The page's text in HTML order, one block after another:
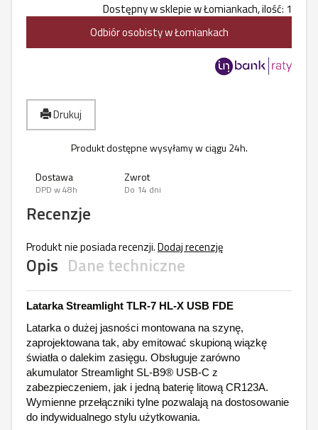
Dostępny w sklepie w Łomiankach, ilość: 1
Odbiór osobisty w Łomiankach
Drukuj
Produkt dostępne wysyłamy w ciągu 24h.
Dostawa
DPD w 48h
Zwrot
Do 14 dni
Recenzje
Produkt nie posiada recenzji.Dodaj recenzję
Opis Dane techniczne
Latarka Streamlight TLR-7 HL-X USB FDE
Latarka o dużej jasności montowana na szynę,
zaprojektowana tak, aby emitować skupioną wiązkę
światła o dalekim zasięgu. Obsługuje zarówno
akumulator Streamlight SL-B9® USB-C z
zabezpieczeniem, jak i jedną baterię litową CR123A.
Wymienne przełączniki tylne pozwalają na dostosowanie
do indywidualnego stylu użytkowania.